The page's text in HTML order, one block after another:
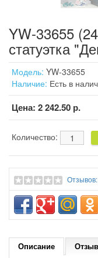
YW-33655
статуэтка
Модель: YW-33655
Наличие: Есть в
Цена: 2 242.50 р.
Количество:
Описание